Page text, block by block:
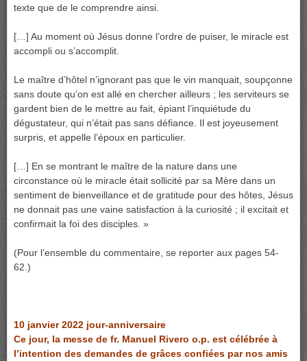
texte que de le comprendre ainsi.
[…] Au moment où Jésus donne l’ordre de puiser, le miracle est
accompli ou s’accomplit.
Le maître d’hôtel n’ignorant pas que le vin manquait, soupçonne
sans doute qu’on est allé en chercher ailleurs ; les serviteurs se
gardent bien de le mettre au fait, épiant l’inquiétude du
dégustateur, qui n’était pas sans défiance. Il est joyeusement
surpris, et appelle l’époux en particulier.
[…] En se montrant le maître de la nature dans une
circonstance où le miracle était sollicité par sa Mère dans un
sentiment de bienveillance et de gratitude pour des hôtes, Jésus
ne donnait pas une vaine satisfaction à la curiosité ; il excitait et
confirmait la foi des disciples. »
(Pour l’ensemble du commentaire, se reporter aux pages 54-
62.)
10 janvier 2022 jour-anniversaire
Ce jour, la messe de fr. Manuel Rivero o.p. est célébrée à
l’intention des demandes de grâces confiées par nos amis